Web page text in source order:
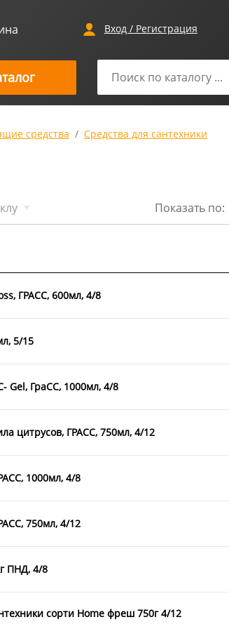
Вход / Регистрация
средства Средства для сантехники
Показать по:
ГРАСС, 600мл, 4/8
5/15
Gel, ГраСС, 1000мл, 4/8
цитрусов, ГРАСС, 750мл, 4/12
1000мл, 4/8
750мл, 4/12
ПНД, 4/8
сорти Home фреш 750г 4/12